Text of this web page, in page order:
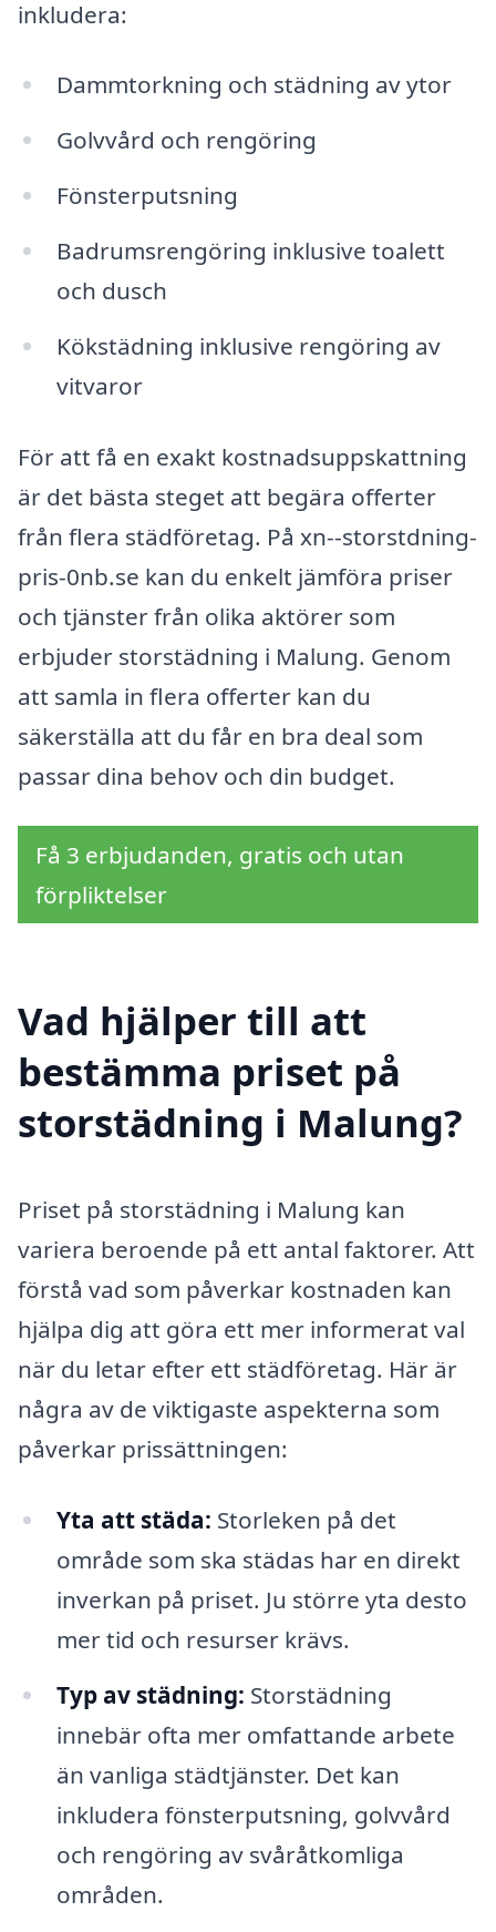
inkludera:
Dammtorkning och städning av ytor
Golvvård och rengöring
Fönsterputsning
Badrumsrengöring inklusive toalett
och dusch
Kökstädning inklusive rengöring av
vitvaror
För att få en exakt kostnadsuppskattning
är det bästa steget att begära offerter
från flera städföretag. På xn--storstdning-
pris-0nb.se kan du enkelt jämföra priser
och tjänster från olika aktörer som
erbjuder storstädning i Malung. Genom
att samla in flera offerter kan du
säkerställa att du får en bra deal som
passar dina behov och din budget.
Få 3 erbjudanden, gratis och utan
förpliktelser
Vad hjälper till att
bestämma priset på
storstädning i Malung?
Priset på storstädning i Malung kan
variera beroende på ett antal faktorer. Att
förstå vad som påverkar kostnaden kan
hjälpa dig att göra ett mer informerat val
när du letar efter ett städföretag. Här är
några av de viktigaste aspekterna som
påverkar prissättningen:
Yta att städa: Storleken på det
område som ska städas har en direkt
inverkan på priset. Ju större yta desto
mer tid och resurser krävs.
Typ av städning: Storstädning
innebär ofta mer omfattande arbete
än vanliga städtjänster. Det kan
inkludera fönsterputsning, golvvård
och rengöring av svåråtkomliga
områden.